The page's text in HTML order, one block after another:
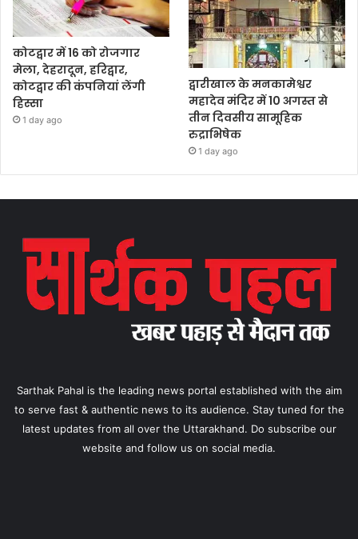
कोटद्वार में 16 को रोजगार
मेला, देहरादून, हरिद्वार,
कोटद्वार की कंपनियां लेंगी
हिस्सा
1 day ago
द्वारीखाल के मनकामेश्वर
महादेव मंदिर में 10 अगस्त से
तीन दिवसीय सामूहिक
रुद्राभिषेक
1 day ago
Sarthak Pahal is the leading news portal established with the aim
to serve fast & authentic news to its audience. Stay tuned for the
latest updates from all over the Uttarakhand. Do subscribe our
website and follow us on social media.